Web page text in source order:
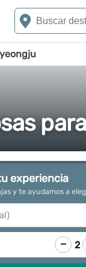
experiencia
y te ayudamos a
− 2